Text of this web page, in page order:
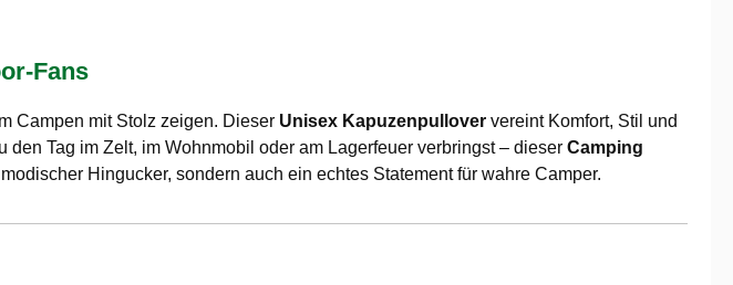
Fans
Campen mit Stolz zeigen. Dieser Unisex Kapuzenpullover vereint Komfort, Stil und
Tag im Zelt, im Wohnmobil oder am Lagerfeuer verbringst – dieser Camping
Hingucker, sondern auch ein echtes Statement für wahre Camper.